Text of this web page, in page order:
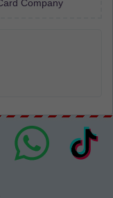
Company